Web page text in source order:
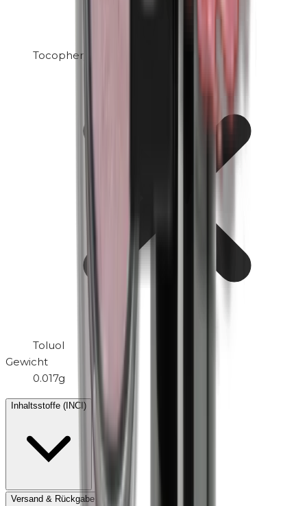
Tocopherylacetat
Toluol
Gewicht
0.017g
Inhaltsstoffe (INCI)
Versand & Rückgabe